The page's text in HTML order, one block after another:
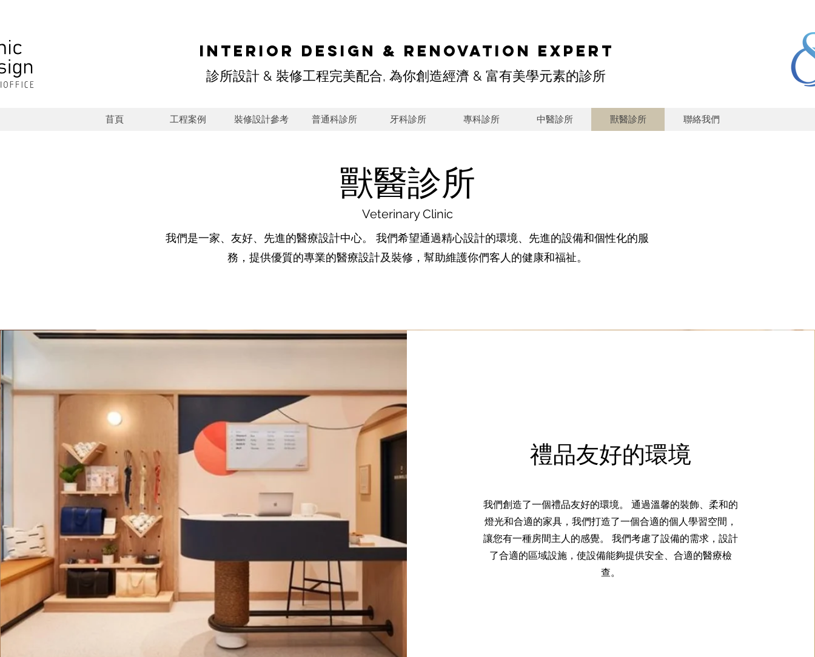
Interior DESIGN & Renovation EXPERT
診所設計 & 裝修工程完美配合, 為你創造經濟 & 富有美學元素的診所
苜頁 工程案例 裝修設計參考 普通科診所 牙科診所 專科診所 中醫診所 獸醫診所 聯絡我們
獸醫診所
Veterinary Clinic
我們是一家、友好、先進的醫療設計中心。 我們希望通過精心設計的環境、先進的設備和個性化的服
務，提供優質的專業的醫療設計及裝修，幫助維護你們客人的健康和福祉。
禮品友好的環境
我們創造了一個禮品友好的環境。 通過溫馨的裝飾、柔和的
燈光和合適的家具，我們打造了一個合適的個人學習空間，
讓您有一種房間主人的感覺。 我們考慮了設備的需求，設計
了合適的區域設施，使設備能夠提供安全、合適的醫療檢
查。